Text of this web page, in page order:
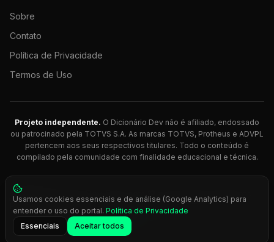
Sobre
Contato
Política de Privacidade
Termos de Uso
Projeto independente. O Dicionário Dev não é afiliado, endossado
ou patrocinado pela TOTVS S.A. As marcas TOTVS, Protheus e ADVPL
pertencem aos seus respectivos titulares. Todo o conteúdo é
compilado pela comunidade com finalidade educacional e técnica.
© 2026 Dicionário Dev. Feito com 💚 para desenvolvedores
Protheus.
Press Ctrl+K
Usamos cookies essenciais e de análise (Google Analytics) para
entender o uso do portal. Política de Privacidade
Essenciais
Aceitar todos